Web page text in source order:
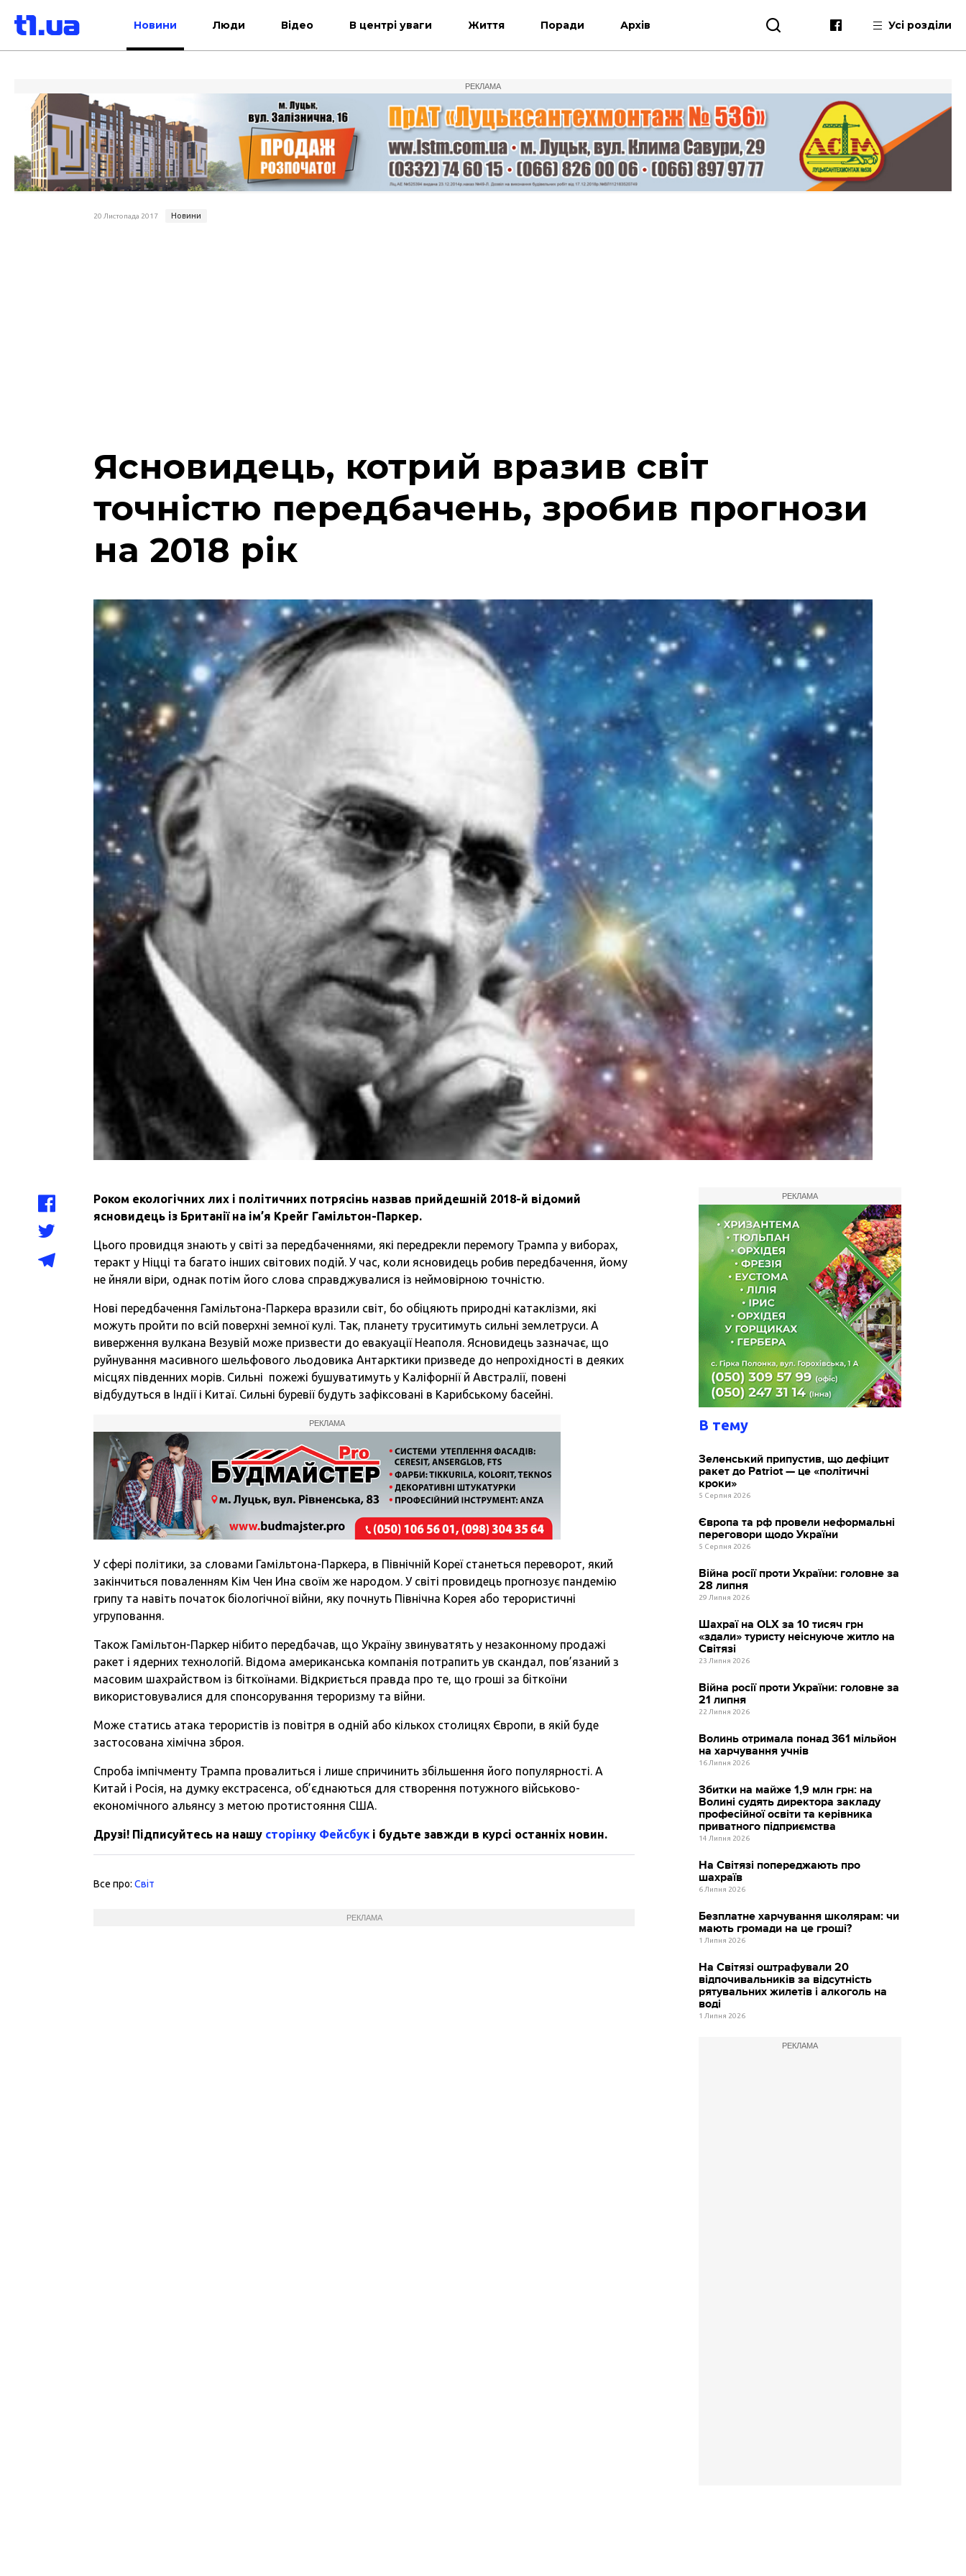
Новини Люди Відео В центрі уваги Життя Поради Архів Усі розділи
РЕКЛАМА
20 Листопада 2017 Новини
Ясновидець, котрий вразив світ
точністю передбачень, зробив прогнози
на 2018 рік
Роком екологічних лих і політичних потрясінь назвав прийдешній 2018-й відомий
ясновидець із Британії на ім’я Крейг Гамільтон-Паркер.
Цього провидця знають у світі за передбаченнями, які передрекли перемогу Трампа у виборах,
теракт у Ніцці та багато інших світових подій. У час, коли ясновидець робив передбачення, йому
не йняли віри, однак потім його слова справджувалися із неймовірною точністю.
Нові передбачення Гамільтона-Паркера вразили світ, бо обіцяють природні катаклізми, які
можуть пройти по всій поверхні земної кулі. Так, планету труситимуть сильні землетруси. А
виверження вулкана Везувій може призвести до евакуації Неаполя. Ясновидець зазначає, що
руйнування масивного шельфового льодовика Антарктики призведе до непрохідності в деяких
місцях південних морів. Сильні пожежі бушуватимуть у Каліфорнії й Австралії, повені
відбудуться в Індії і Китаї. Сильні буревії будуть зафіксовані в Карибському басейні.
РЕКЛАМА
У сфері політики, за словами Гамільтона-Паркера, в Північній Кореї станеться переворот, який
закінчиться поваленням Кім Чен Ина своїм же народом. У світі провидець прогнозує пандемію
грипу та навіть початок біологічної війни, яку почнуть Північна Корея або терористичні
угруповання.
Також Гамільтон-Паркер нібито передбачав, що Україну звинуватять у незаконному продажі
ракет і ядерних технологій. Відома американська компанія потрапить ув скандал, пов’язаний з
масовим шахрайством із біткоїнами. Відкриється правда про те, що гроші за біткоїни
використовувалися для спонсорування тероризму та війни.
Може статись атака терористів із повітря в одній або кількох столицях Європи, в якій буде
застосована хімічна зброя.
Спроба імпічменту Трампа провалиться і лише спричинить збільшення його популярності. А
Китай і Росія, на думку екстрасенса, об’єднаються для створення потужного військово-
економічного альянсу з метою протистояння США.
Друзі! Підписуйтесь на нашу сторінку Фейсбук і будьте завжди в курсі останніх новин.
Все про:Світ
РЕКЛАМА
РЕКЛАМА
В тему
Зеленський припустив, що дефіцит
ракет до Patriot — це «політичні
кроки»
5 Серпня 2026
Європа та рф провели неформальні
переговори щодо України
5 Серпня 2026
Війна росії проти України: головне за
28 липня
29 Липня 2026
Шахраї на OLX за 10 тисяч грн
«здали» туристу неіснуюче житло на
Світязі
23 Липня 2026
Війна росії проти України: головне за
21 липня
22 Липня 2026
Волинь отримала понад 361 мільйон
на харчування учнів
16 Липня 2026
Збитки на майже 1,9 млн грн: на
Волині судять директора закладу
професійної освіти та керівника
приватного підприємства
14 Липня 2026
На Світязі попереджають про
шахраїв
6 Липня 2026
Безплатне харчування школярам: чи
мають громади на це гроші?
1 Липня 2026
На Світязі оштрафували 20
відпочивальників за відсутність
рятувальних жилетів і алкоголь на
воді
1 Липня 2026
РЕКЛАМА